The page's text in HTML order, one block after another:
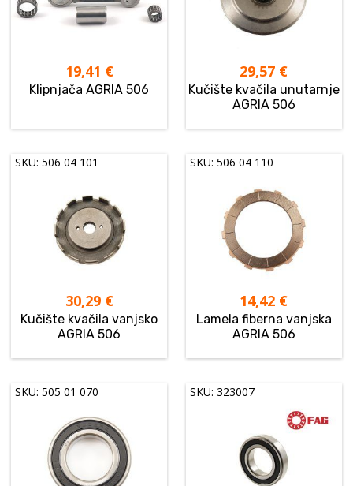
19,41 €
Klipnjača AGRIA 506
29,57 €
Kučište kvačila unutarnje
AGRIA 506
SKU: 506 04 101
30,29 €
Kučište kvačila vanjsko
AGRIA 506
SKU: 506 04 110
14,42 €
Lamela fiberna vanjska
AGRIA 506
SKU: 505 01 070 SKU: 323007